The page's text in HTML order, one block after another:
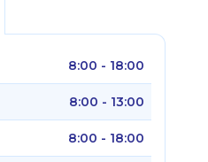
8:00 - 18:00
8:00 - 13:00
8:00 - 18:00